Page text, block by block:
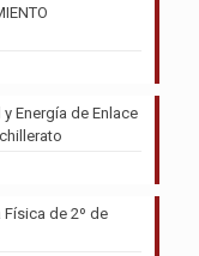
Energía de Enlace
de 2º de